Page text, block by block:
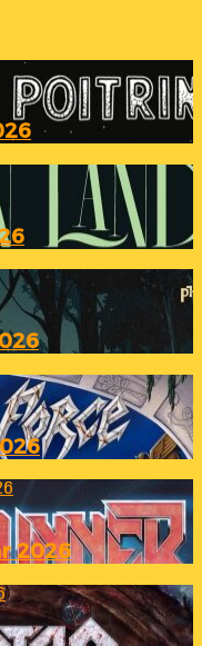
2026